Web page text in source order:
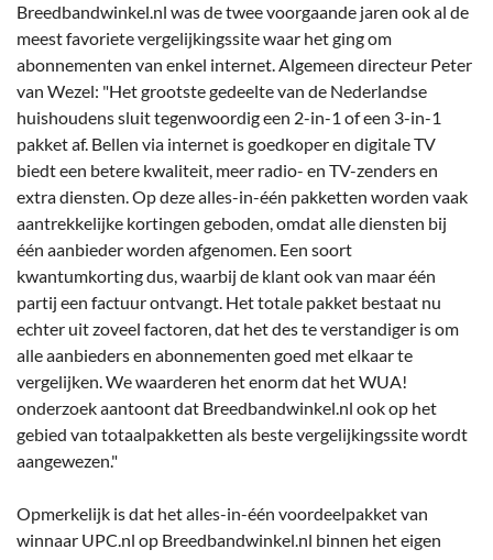
Breedbandwinkel.nl was de twee voorgaande jaren ook al de
meest favoriete vergelijkingssite waar het ging om
abonnementen van enkel internet. Algemeen directeur Peter
van Wezel: "Het grootste gedeelte van de Nederlandse
huishoudens sluit tegenwoordig een 2-in-1 of een 3-in-1
pakket af. Bellen via internet is goedkoper en digitale TV
biedt een betere kwaliteit, meer radio- en TV-zenders en
extra diensten. Op deze alles-in-één pakketten worden vaak
aantrekkelijke kortingen geboden, omdat alle diensten bij
één aanbieder worden afgenomen. Een soort
kwantumkorting dus, waarbij de klant ook van maar één
partij een factuur ontvangt. Het totale pakket bestaat nu
echter uit zoveel factoren, dat het des te verstandiger is om
alle aanbieders en abonnementen goed met elkaar te
vergelijken. We waarderen het enorm dat het WUA!
onderzoek aantoont dat Breedbandwinkel.nl ook op het
gebied van totaalpakketten als beste vergelijkingssite wordt
aangewezen."
Opmerkelijk is dat het alles-in-één voordeelpakket van
winnaar UPC.nl op Breedbandwinkel.nl binnen het eigen